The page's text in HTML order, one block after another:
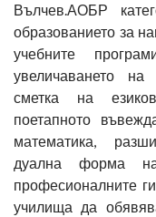
Вълчев.АОБР
образованието за
учебните
увеличаването на
сметка на
поетапното
математика,
дуална форма
професионалните
училища да